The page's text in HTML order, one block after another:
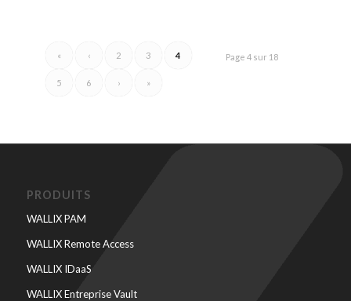
Page 4 sur 18
« ‹ 2 3 4
5 6 › »
PRODUITS
WALLIX PAM
WALLIX Remote Access
WALLIX IDaaS
WALLIX Entreprise Vault